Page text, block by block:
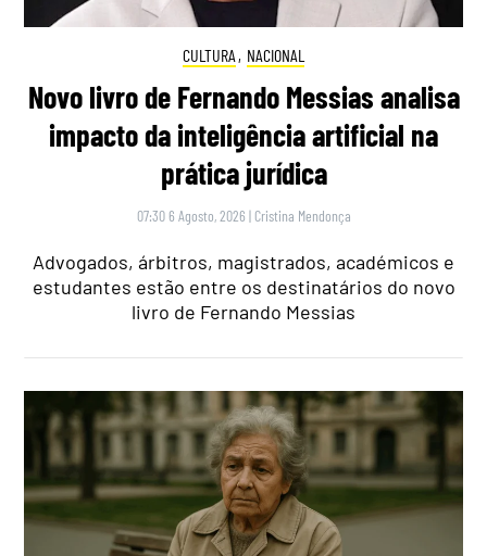
CULTURA , NACIONAL
Novo livro de Fernando Messias analisa
impacto da inteligência artificial na
prática jurídica
07:30 6 Agosto, 2026 | Cristina Mendonça
Advogados, árbitros, magistrados, académicos e
estudantes estão entre os destinatários do novo
livro de Fernando Messias